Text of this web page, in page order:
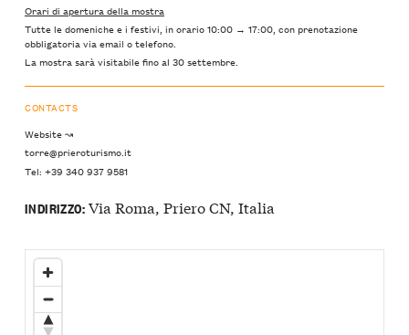
Orari di apertura della mostra
Tutte le domeniche e i festivi, in orario 10:00 → 17:00, con prenotazione
obbligatoria via email o telefono.
La mostra sarà visitabile fino al 30 settembre.
CONTACTS
Website ↝
torre@prieroturismo.it
Tel: +39 340 937 9581
INDIRIZZO:Via Roma, Priero CN, Italia